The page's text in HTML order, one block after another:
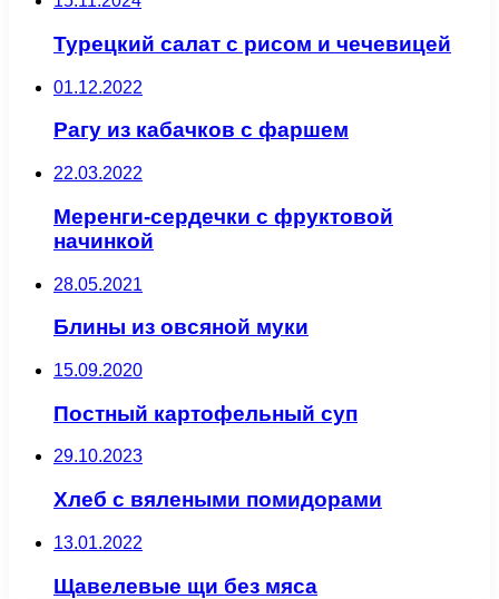
Турецкий салат с рисом и чечевицей
01.12.2022
Рагу из кабачков с фаршем
22.03.2022
Меренги-сердечки с фруктовой
начинкой
28.05.2021
Блины из овсяной муки
15.09.2020
Постный картофельный суп
29.10.2023
Хлеб с вялеными помидорами
13.01.2022
Щавелевые щи без мяса